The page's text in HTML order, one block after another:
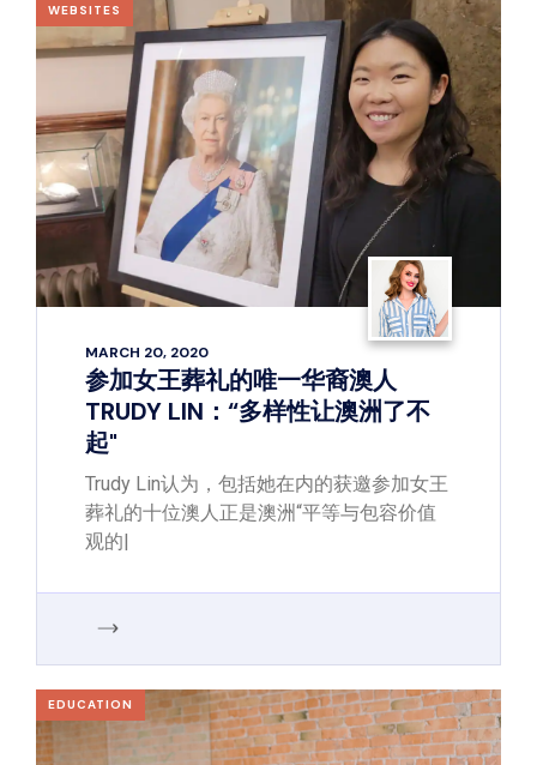
WEBSITES
MARCH 20, 2020
参加女王葬礼的唯一华裔澳人
TRUDY LIN：“多样性让澳洲了不
起"
Trudy Lin认为，包括她在内的获邀参加女王
葬礼的十位澳人正是澳洲“平等与包容价值
观的|
EDUCATION